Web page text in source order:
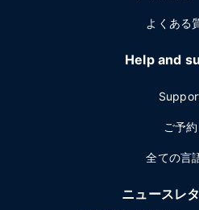
よくある
Help and
ご予約
全ての言
ニュースレ